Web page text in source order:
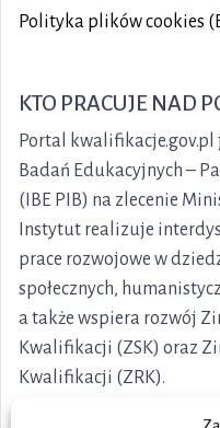
Polityka plików cookies
KTO PRACUJE NAD
Portal
Badań Edukacyjnych –
(IBE PIB) na zlecenie
Instytut realizuje
prace rozwojowe w
społecznych,
a także wspiera rozwój
Kwalifikacji (ZSK) oraz
Kwalifikacji (ZRK).